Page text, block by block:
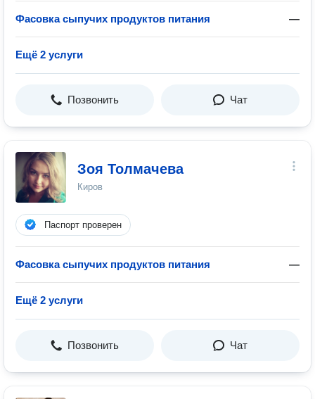
Фасовка сыпучих продуктов питания —
Ещё 2 услуги
Позвонить Чат
Зоя Толмачева
Киров
Паспорт проверен
Фасовка сыпучих продуктов питания —
Ещё 2 услуги
Позвонить Чат